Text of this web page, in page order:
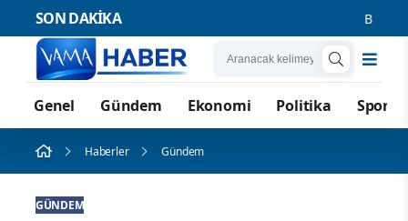
SON DAKİKA Bıçak ve
Genel Gündem Ekonomi Politika Spor
Haberler Gündem
GÜNDEM